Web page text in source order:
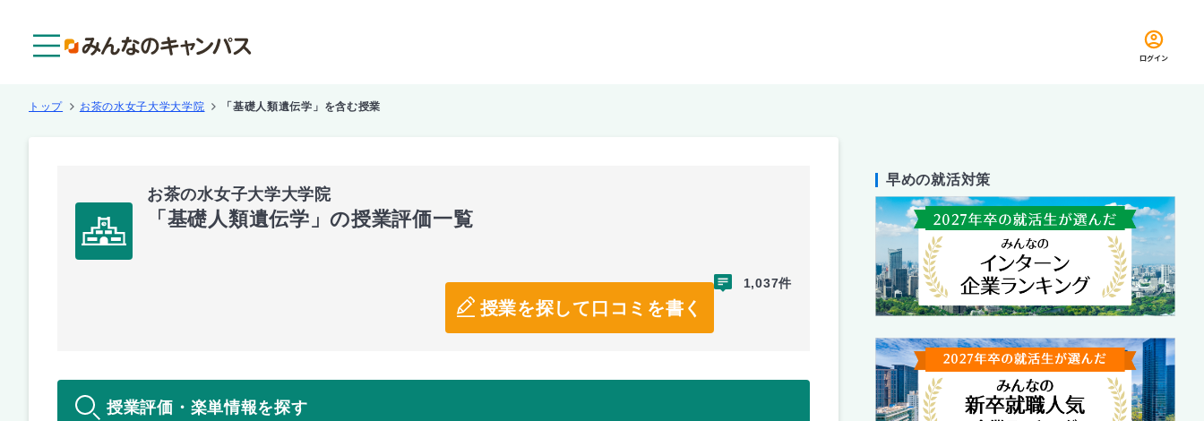
ログイン
トップ お茶の水女子大学大学院 「基礎人類遺伝学」を含む授業
お茶の水女子大学大学院
「基礎人類遺伝学」の授業評価一覧
授業を探して口コミを書く
1,037件
授業評価・楽単情報を探す
早めの就活対策